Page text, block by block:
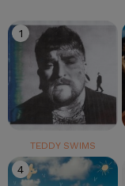
1
TEDDY SWIMS
4